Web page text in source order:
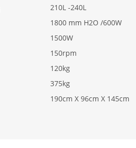
210L -240L
1800 mm H2O /600W
1500W
150rpm
120kg
375kg
190cm X 96cm X 145cm